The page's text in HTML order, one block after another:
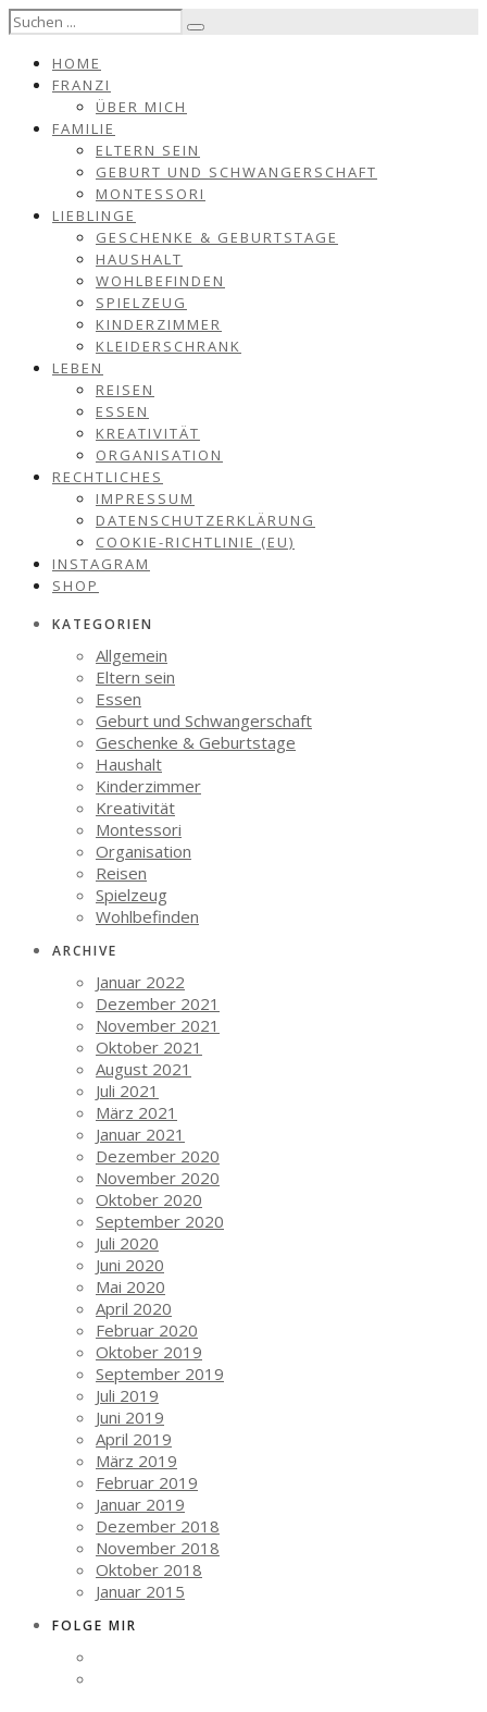
HOME
FRANZI
ÜBER MICH
FAMILIE
ELTERN SEIN
GEBURT UND SCHWANGERSCHAFT
MONTESSORI
LIEBLINGE
GESCHENKE & GEBURTSTAGE
HAUSHALT
WOHLBEFINDEN
SPIELZEUG
KINDERZIMMER
KLEIDERSCHRANK
LEBEN
REISEN
ESSEN
KREATIVITÄT
ORGANISATION
RECHTLICHES
IMPRESSUM
DATENSCHUTZERKLÄRUNG
COOKIE-RICHTLINIE (EU)
INSTAGRAM
SHOP
KATEGORIEN
Allgemein
Eltern sein
Essen
Geburt und Schwangerschaft
Geschenke & Geburtstage
Haushalt
Kinderzimmer
Kreativität
Montessori
Organisation
Reisen
Spielzeug
Wohlbefinden
ARCHIVE
Januar 2022
Dezember 2021
November 2021
Oktober 2021
August 2021
Juli 2021
März 2021
Januar 2021
Dezember 2020
November 2020
Oktober 2020
September 2020
Juli 2020
Juni 2020
Mai 2020
April 2020
Februar 2020
Oktober 2019
September 2019
Juli 2019
Juni 2019
April 2019
März 2019
Februar 2019
Januar 2019
Dezember 2018
November 2018
Oktober 2018
Januar 2015
FOLGE MIR